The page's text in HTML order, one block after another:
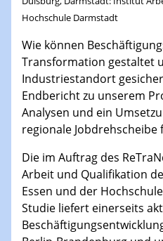
Hochschule Darmstadt
Wie können
Transformation gestaltet
Industriestandort
Endbericht zu unserem
Analysen und ein
regionale
Die im Auftrag des
Arbeit und Qualifikation
Essen und der
Studie liefert einerseits